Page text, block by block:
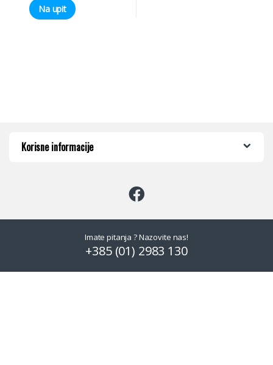
Na upit
Korisne informacije
Imate pitanja ? Nazovite nas!
+385 (01) 2983 130